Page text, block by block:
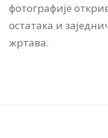
фотографије
остатака и
жртава.